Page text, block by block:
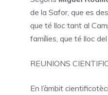
de la Safor, que es
que té lloc tant al
famílies, que té lloc
REUNIONS
En l’àmbit